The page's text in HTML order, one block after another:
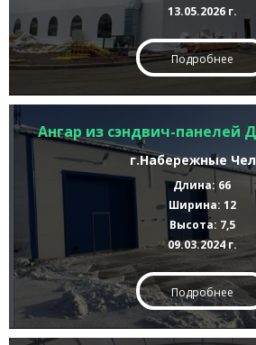
13.05.2026 г.
Подробнее
Ангар из сэндвич-панелей
г.Набережные
Длина: 66
Ширина: 12
Высота: 7,5
09.03.2024 г.
Подробнее